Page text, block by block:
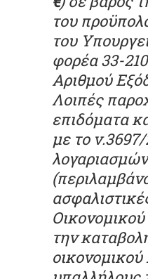
του
του
φορέα 33-
Αριθμού
Λοιπές
επιδόματα
με το
λογαριασμών
Οικονομικού
την